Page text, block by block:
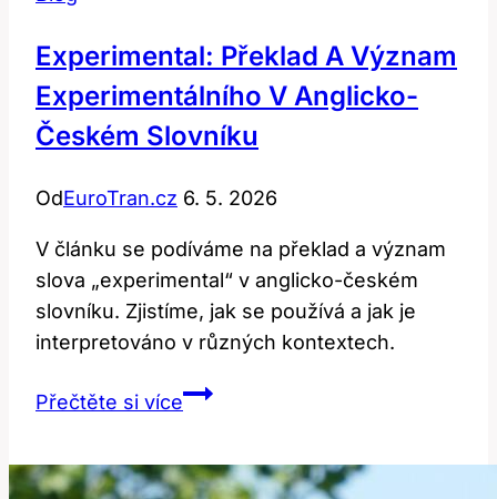
Experimental: Překlad A Význam
Experimentálního V Anglicko-
Českém Slovníku
OdEuroTran.cz 6. 5. 2026
V článku se podíváme na překlad a význam
slova „experimental“ v anglicko-českém
slovníku. Zjistíme, jak se používá a jak je
interpretováno v různých kontextech.
Přečtěte si víceExperimental:
Význam